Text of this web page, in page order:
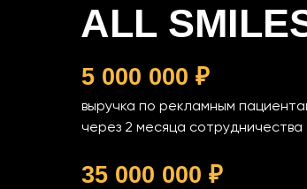
ALL
5 000 000 ₽
выручка по рекламным
через 2 месяца сотрудничества
35 000 000 ₽